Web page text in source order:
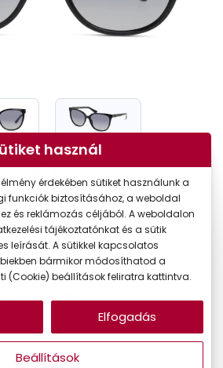
49.990 Ft
Ft
használ
érdekében sütiket használunk a
funkciók biztosításához, a weboldal
és reklámozás céljából. A weboldalon
tájékoztatónkat és a sütik
leírását. A sütikkel kapcsolatos
bármikor módosíthatod a
(Cookie) beállítások feliratra kattintva.
Beállítások
Elfogadás